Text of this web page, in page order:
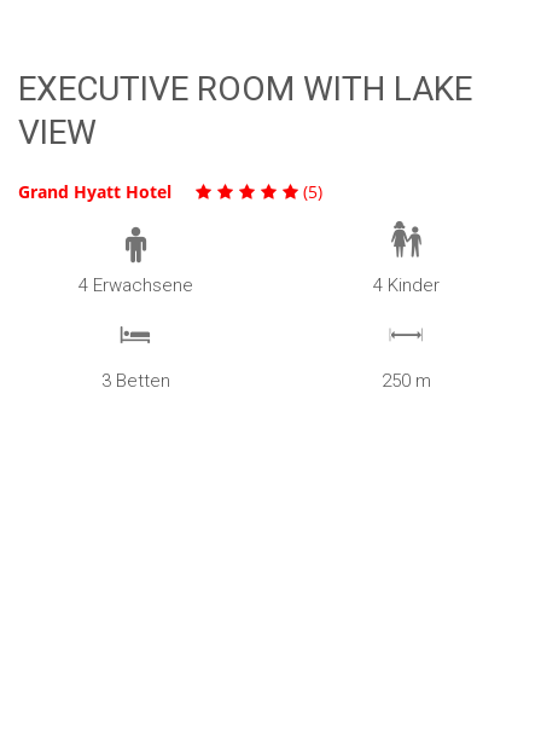
EXECUTIVE ROOM WITH LAKE
VIEW
Grand Hyatt Hotel (5)
4 Erwachsene 4 Kinder
3 Betten 250 m